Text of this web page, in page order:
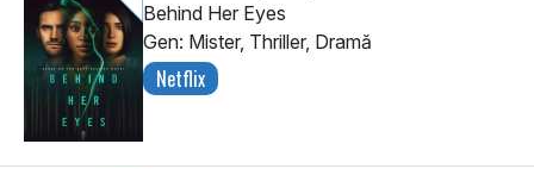
Behind Her Eyes
Gen: Mister, Thriller, Dramă
Netflix